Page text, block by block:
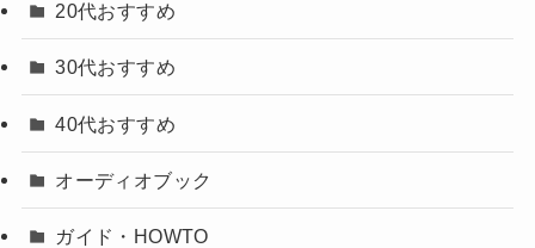
20代おすすめ
30代おすすめ
40代おすすめ
オーディオブック
ガイド・HOWTO